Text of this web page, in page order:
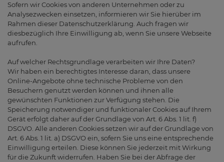
Sofern wir Cookies von anderen Unternehmen oder zu
Analysezwecken einsetzen, informieren wir Sie hierüber im
Rahmen dieser Datenschutzerklärung. Auch fragen wir
diesbezüglich Ihre Einwilligung ab, wenn Sie unsere Webseite
aufrufen.
Auf welcher Rechtsgrundlage verarbeiten wir Ihre Daten?
Wir haben ein berechtigtes Interesse daran, dass unsere
Online-Angebote ohne technische Probleme von den
Besuchern genutzt werden können und ihnen alle
gewünschten Funktionen zur Verfügung stehen. Die
Speicherung notwendiger und funktionaler Cookies auf Ihrem
Gerät erfolgt daher auf der Grundlage von Art. 6 Abs. 1 lit. f)
DSGVO. Alle anderen Cookies setzen wir auf der Grundlage von
Art. 6 Abs. 1 lit. a) DSGVO ein, sofern Sie uns eine entsprechende
Einwilligung erteilen. Diese können Sie jederzeit mit Wirkung
für die Zukunft widerrufen. Haben Sie bei der Abfrage der